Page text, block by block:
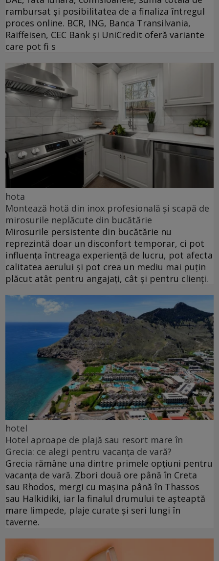
rambursat și posibilitatea de a finaliza întregul
proces online. BCR, ING, Banca Transilvania,
Raiffeisen, CEC Bank și UniCredit oferă variante
care pot fi s
hota
Montează hotă din inox profesională și scapă de
mirosurile neplăcute din bucătărie
Mirosurile persistente din bucătărie nu
reprezintă doar un disconfort temporar, ci pot
influența întreaga experiență de lucru, pot afecta
calitatea aerului și pot crea un mediu mai puțin
plăcut atât pentru angajați, cât și pentru clienți.
hotel
Hotel aproape de plajă sau resort mare în
Grecia: ce alegi pentru vacanța de vară?
Grecia rămâne una dintre primele opțiuni pentru
vacanța de vară. Zbori două ore până în Creta
sau Rhodos, mergi cu mașina până în Thassos
sau Halkidiki, iar la finalul drumului te așteaptă
mare limpede, plaje curate și seri lungi în
taverne.